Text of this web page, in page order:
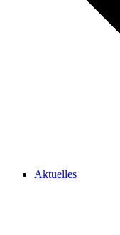
Aktuelles